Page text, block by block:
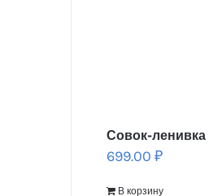
Совок-
699.00₽
В корзину